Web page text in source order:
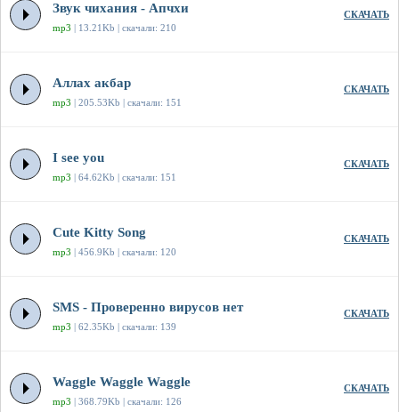
Звук чихания - Апчхи
mp3 | 13.21Kb | скачали: 210
СКАЧАТЬ
Аллах акбар
mp3 | 205.53Kb | скачали: 151
СКАЧАТЬ
I see you
mp3 | 64.62Kb | скачали: 151
СКАЧАТЬ
Cute Kitty Song
mp3 | 456.9Kb | скачали: 120
СКАЧАТЬ
SMS - Проверенно вирусов нет
mp3 | 62.35Kb | скачали: 139
СКАЧАТЬ
Waggle Waggle Waggle
mp3 | 368.79Kb | скачали: 126
СКАЧАТЬ